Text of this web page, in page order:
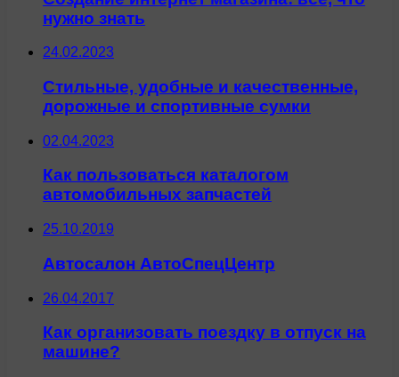
нужно знать
24.02.2023
Стильные, удобные и качественные,
дорожные и спортивные сумки
02.04.2023
Как пользоваться каталогом
автомобильных запчастей
25.10.2019
Автосалон АвтоСпецЦентр
26.04.2017
Как организовать поездку в отпуск на
машине?